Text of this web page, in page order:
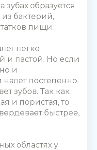
зубах образуется
бактерий,
пищи.
легко
и пастой. Но если
и
налет постепенно
зубов. Так как
и пористая, то
быстрее,
областях у